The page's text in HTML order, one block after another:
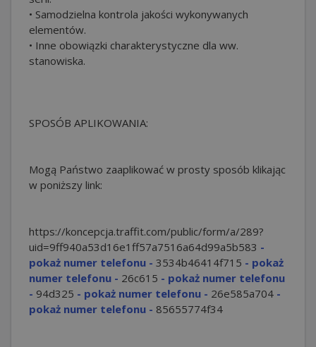
• Samodzielna kontrola jakości wykonywanych
elementów.
• Inne obowiązki charakterystyczne dla ww.
stanowiska.
SPOSÓB APLIKOWANIA:
Mogą Państwo zaaplikować w prosty sposób klikając
w poniższy link:
https://koncepcja.traffit.com/public/form/a/289?
uid=9ff940a53d16e1ff57a7516a64d99a5b583 -
pokaż numer telefonu - 3534b46414f715 - pokaż
numer telefonu - 26c615 - pokaż numer telefonu
- 94d325 - pokaż numer telefonu - 26e585a704 -
pokaż numer telefonu - 85655774f34